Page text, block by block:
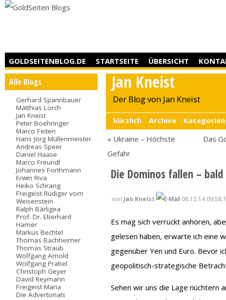
GOLDSEITENBLOG.DE STARTSEITE ÜBERSICHT
Alle Blogs
Gerhard Spannbauer
Matthias Lorch
Jan Kneist
Peter Boehringer
Marco Feiten
Hans Jörg Müllenmeister
Andreas Speer
Daniel Haase
Marco Freundl
Johannes Forthmann
Erwin Riva
Heiko Schrang
Freigeist Rüdiger vom
Weisenstein
Ralph Bärligea
Prof. Dr. Eberhard
Hamer
Markus Bechtel
Thomas Bachheimer
Thomas Straub
Wolfgang Arnold
Wolfgang Prabel
Christoph Geyer
David Reymann
Freigeist Maria
Die Advertorials
Jan Kneist
Der Blog von Jan Kneist
kürzlich Archive Kategorien
« Ukraine – Höchste
Gefahr
Das
Die Dominos fallen –
von Jan Kneist 06.12.14
Es mag sich verrückt anhören,
gelesen haben, erwarte ich eine
gegenüber Yen und Euro. Bevor
geopolitisch-strategische
Sehen wir uns die Lage nüchtern